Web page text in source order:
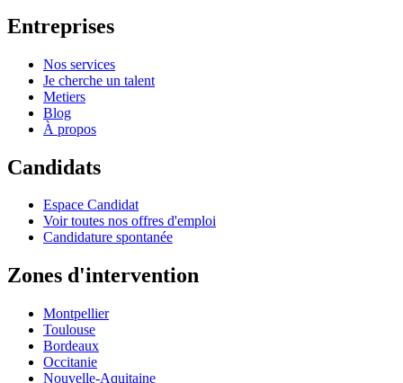
Entreprises
Nos services
Je cherche un talent
Metiers
Blog
À propos
Candidats
Espace Candidat
Voir toutes nos offres d'emploi
Candidature spontanée
Zones d'intervention
Montpellier
Toulouse
Bordeaux
Occitanie
Nouvelle-Aquitaine